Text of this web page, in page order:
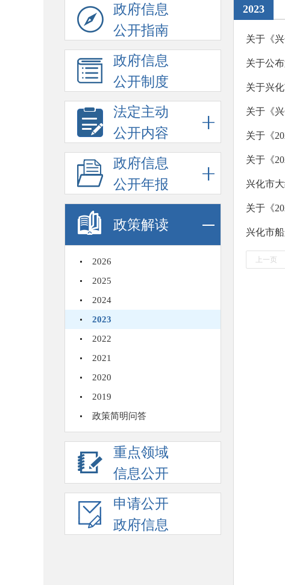
政府信息
公开指南
政府信息
公开制度
法定主动
公开内容
政府信息
公开年报
政策解读
2026
2025
2024
2023
2022
2021
2020
2019
政策简明问答
重点领域
信息公开
申请公开
政府信息
2023
关于《
关于公
关于兴
关于《
关于《
关于《
兴化市
关于《
兴化市
上一页